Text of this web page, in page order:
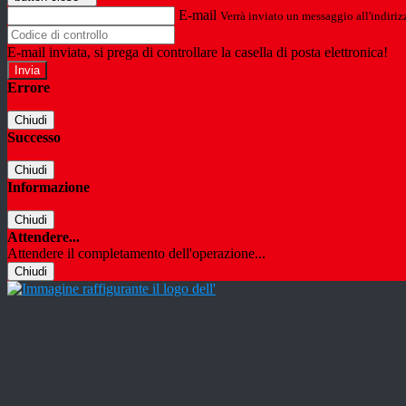
E-mail Verrà inviato un messaggio
E-mail inviata, si prega di controllare la casella di posta elettronica!
Errore
Chiudi
Successo
Chiudi
Informazione
Chiudi
Attendere...
Attendere il completamento dell'operazione...
Chiudi